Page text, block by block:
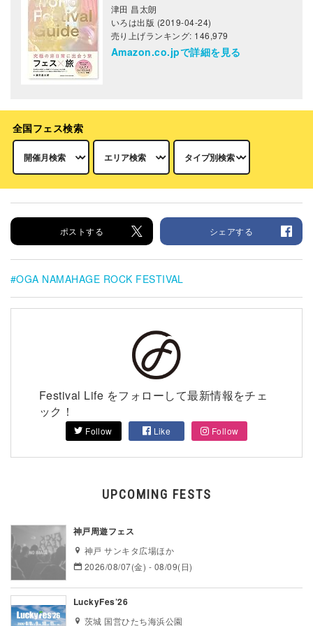
津田 昌太朗
いろは出版 (2019-04-24)
売り上げランキング: 146,979
Amazon.co.jpで詳細を見る
全国フェス検索
ポストする シェアする
OGA NAMAHAGE ROCK FESTIVAL
Festival Life をフォローして最新情報をチェ
ック！
Follow Like Follow
UPCOMING FESTS
神戸周遊フェス
神戸 サンキタ広場ほか
2026/08/07(金) - 08/09(日)
LuckyFes’26
茨城 国営ひたち海浜公園